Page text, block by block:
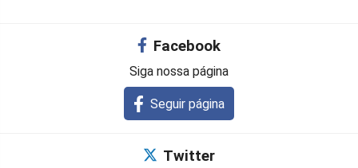
Facebook
Siga nossa página
Seguir página
Twitter